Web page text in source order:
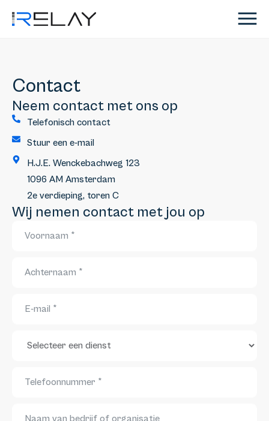
Contact
Neem contact met ons op
Telefonisch contact
Stuur een e-mail
H.J.E. Wenckebachweg 123
1096 AM Amsterdam
2e verdieping, toren C
Wij nemen contact met jou op